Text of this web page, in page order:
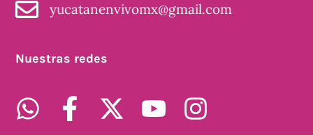
yucatanenvivomx@gmail.com
Nuestras redes